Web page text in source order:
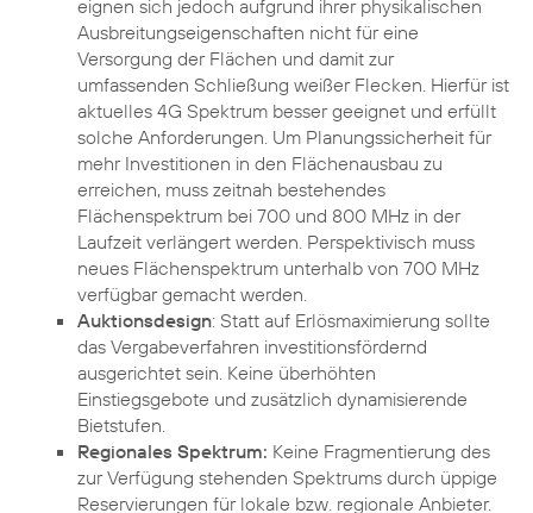
eignen sich jedoch aufgrund ihrer physikalischen
Ausbreitungseigenschaften nicht für eine
Versorgung der Flächen und damit zur
umfassenden Schließung weißer Flecken. Hierfür ist
aktuelles 4G Spektrum besser geeignet und erfüllt
solche Anforderungen. Um Planungssicherheit für
mehr Investitionen in den Flächenausbau zu
erreichen, muss zeitnah bestehendes
Flächenspektrum bei 700 und 800 MHz in der
Laufzeit verlängert werden. Perspektivisch muss
neues Flächenspektrum unterhalb von 700 MHz
verfügbar gemacht werden.
Auktionsdesign: Statt auf Erlösmaximierung sollte
das Vergabeverfahren investitionsfördernd
ausgerichtet sein. Keine überhöhten
Einstiegsgebote und zusätzlich dynamisierende
Bietstufen.
Regionales Spektrum: Keine Fragmentierung des
zur Verfügung stehenden Spektrums durch üppige
Reservierungen für lokale bzw. regionale Anbieter.